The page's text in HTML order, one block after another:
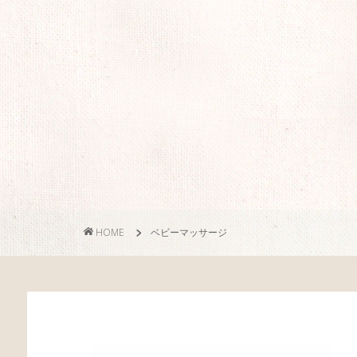
HOME ベビーマッサージ